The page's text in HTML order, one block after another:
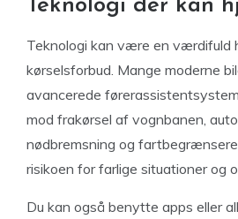
Teknologi der kan
Teknologi kan være en værdifuld
kørselsforbud. Mange moderne
avancerede
mod frakørsel af vognbanen,
nødbremsning og
risikoen for farlige situationer og
Du kan også benytte apps eller